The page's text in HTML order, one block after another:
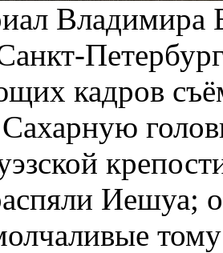
Владимира
кадров
Иешуа;